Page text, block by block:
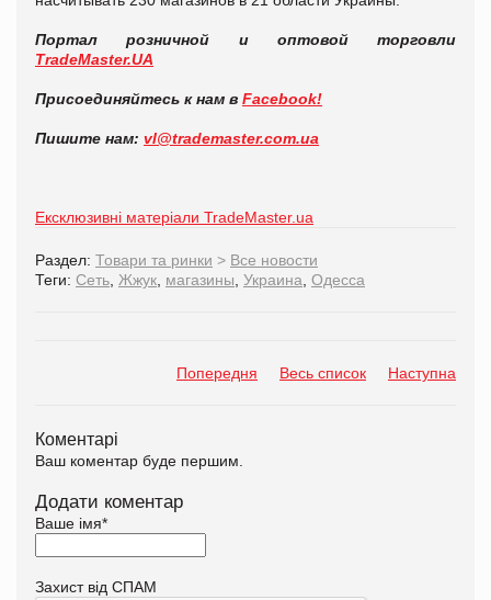
Портал розничной и оптовой торговли
TradeMaster.UA
Присоединяйтесь к нам в Facebook!
Пишите нам: vl@trademaster.com.ua
Ексклюзивні матеріали TradeMaster.ua
Раздел: Товари та ринки > Все новости
Теги: Сеть Жжук магазины Украина Одесса
Попередня Весь список Наступна
Коментарі
Ваш коментар буде першим.
Додати коментар
Ваше імя*
Захист від СПАМ